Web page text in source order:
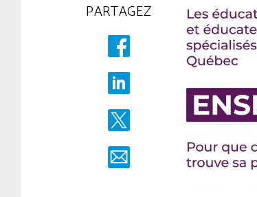
20
avril
2020
32
Écrit
par
PARTAGEZ